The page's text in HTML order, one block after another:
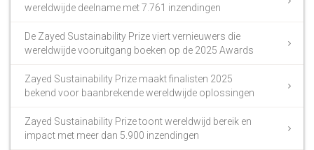
wereldwijde deelname met 7.761 inzendingen
De Zayed Sustainability Prize viert vernieuwers die
wereldwijde vooruitgang boeken op de 2025 Awards
Zayed Sustainability Prize maakt finalisten 2025
bekend voor baanbrekende wereldwijde oplossingen
Zayed Sustainability Prize toont wereldwijd bereik en
impact met meer dan 5.900 inzendingen